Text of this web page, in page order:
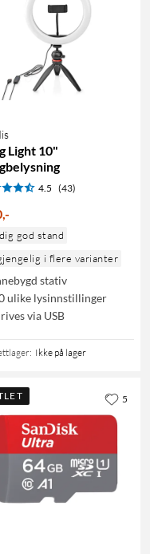
Light 10"
4.5 (43)
,-
god stand
i flere varianter
stativ
ulike lysinnstillinger
via USB
: Ikke på lager
5